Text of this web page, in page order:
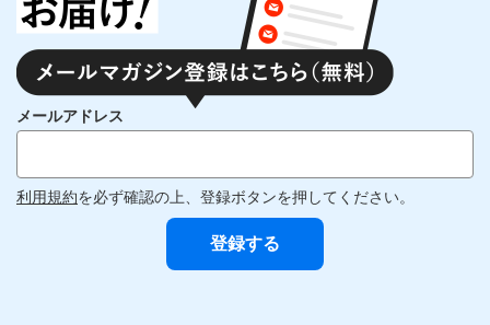
メールアドレス
利用規約を必ず確認の上、登録ボタンを押してください。